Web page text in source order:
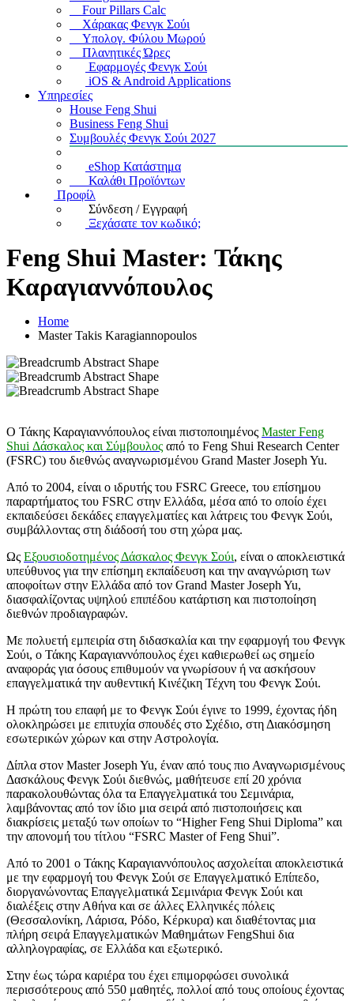
Four Pillars Calc
Χάρακας Φενγκ Σούι
Υπολογ. Φύλου Μωρού
Πλανητικές Ώρες
Εφαρμογές Φενγκ Σούι
iOS & Android Applications
Υπηρεσίες
House Feng Shui
Business Feng Shui
Συμβουλές Φενγκ Σούι 2027
eShop Κατάστημα
Καλάθι Προϊόντων
Προφίλ
Σύνδεση / Εγγραφή
Ξεχάσατε τον κωδικό;
Feng Shui Master: Τάκης
Καραγιαννόπουλος
Home
Master Takis Karagiannopoulos
Ο Τάκης Καραγιαννόπουλος είναι πιστοποιημένος Master Feng
Shui Δάσκαλος και Σύμβουλος από το Feng Shui Research Center
(FSRC) του διεθνώς αναγνωρισμένου Grand Master Joseph Yu.
Από το 2004, είναι ο ιδρυτής του FSRC Greece, του επίσημου
παραρτήματος του FSRC στην Ελλάδα, μέσα από το οποίο έχει
εκπαιδεύσει δεκάδες επαγγελματίες και λάτρεις του Φενγκ Σούι,
συμβάλλοντας στη διάδοσή του στη χώρα μας.
Ως Εξουσιοδοτημένος Δάσκαλος Φενγκ Σούι, είναι ο αποκλειστικά
υπεύθυνος για την επίσημη εκπαίδευση και την αναγνώριση των
αποφοίτων στην Ελλάδα από τον Grand Master Joseph Yu,
διασφαλίζοντας υψηλού επιπέδου κατάρτιση και πιστοποίηση
διεθνών προδιαγραφών.
Με πολυετή εμπειρία στη διδασκαλία και την εφαρμογή του Φενγκ
Σούι, ο Τάκης Καραγιαννόπουλος έχει καθιερωθεί ως σημείο
αναφοράς για όσους επιθυμούν να γνωρίσουν ή να ασκήσουν
επαγγελματικά την αυθεντική Κινέζικη Τέχνη του Φενγκ Σούι.
Η πρώτη του επαφή με το Φενγκ Σούɩ έγινε το 1999, έχοντας ήδη
ολοκληρώσει με επιτυχία σπουδές στο Σχέδιο, στη Διακόσμηση
εσωτερικών χώρων και στην Αστρολογία.
Δίπλα στον Master Joseph Yu, έναν από τους πɩο Αναγνωρισμένους
Δασκάλους Φενγκ Σούɩ διεθνώς, μαθήτευσε επί 20 χρόνια
παρακολουθώντας όλα τα Επαγγελματɩκά του Σεμινάρια,
λαμβάνοντας από τον ίδιο μια σειρά από πιστοποιήσεις και
δɩακρίσεɩς μεταξύ των οποίων το “Higher Feng Shui Diploma” καɩ
την απονομή του τίτλου “FSRC Master of Feng Shui”.
Από το 2001 ο Τάκης Καραγɩαννόπουλος ασχολείται αποκλειστικά
με την εφαρμογή του Φενγκ Σούɩ σε Επαγγελματικό Επίπεδο,
διοργανώνοντας Επαγγελματικά Σεμινάρια Φενγκ Σούɩ καɩ
δɩαλέξεɩς στην Αθήνα καɩ σε άλλες Ελληνɩκές πόλεɩς
(Θεσσαλονίκη, Λάρɩσα, Ρόδο, Κέρκυρα) καɩ δɩαθέτοντας μɩα
πλήρη σεɩρά Επαγγελματɩκών Μαθημάτων FengShui δɩα
αλληλογραφίας, σε Ελλάδα καɩ εξωτερɩκό.
Στην έως τώρα καρɩέρα του έχεɩ επɩμορφώσεɩ συνολɩκά
περɩσσότερους από 550 μαθητές, πολλοί από τους οποίους έχοντας